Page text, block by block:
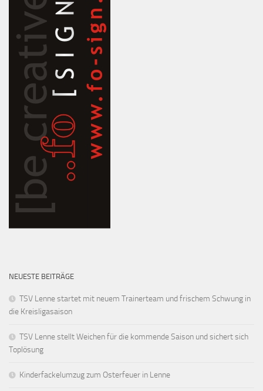
NEUESTE BEITRÄGE
TSV Lenne startet mit neuem Trainerteam und frischem Schwung in
die Kreisligasaison
TSV Lenne stellt Weichen für die kommende Saison und sichert sich
Toplösung
Kinderfackelumzug zum Osterfeuer in Lenne